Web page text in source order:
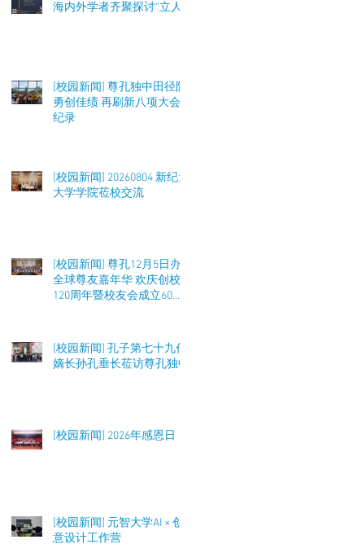
海内外学者齐聚探讨“立人
[校园新闻] 尊孔独中田径队
勇创佳绩 再刷新八项大会
纪录
[校园新闻] 20260804 新纪元
大学学院莅校交流
[校园新闻] 尊孔12月5日办
全球尊友嘉年华 欢庆创校
120周年暨校友会成立60周
[校园新闻] 孔子第七十九代
嫡长孙孔垂长莅访尊孔独中
[校园新闻] 2026年感恩日
[校园新闻] 元智大学AI × 创
意设计工作营